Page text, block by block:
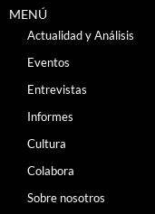
MENÚ
Actualidad y Análisis
Eventos
Entrevistas
Informes
Cultura
Colabora
Sobre nosotros